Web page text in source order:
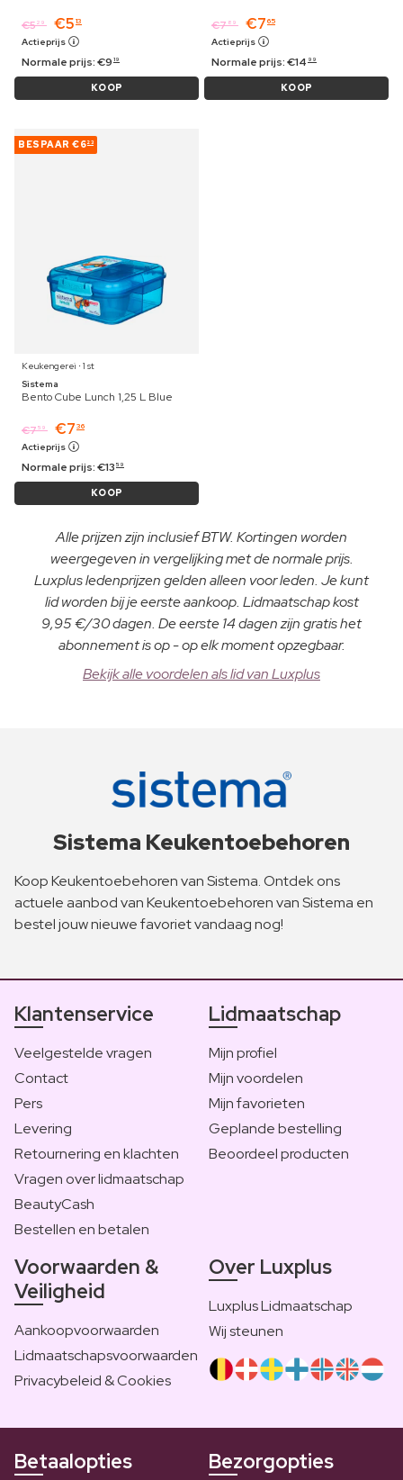
€529 €5 13
Actieprijs
Normale prijs:€9 19
KOOP
€7 89 €7 65
Actieprijs
Normale prijs:€14 99
KOOP
BESPAAR €623
Keukengerei ⋅ 1 st
Sistema
Bento Cube Lunch 1,25 L Blue
€759 €7 36
Actieprijs
Normale prijs:€13 59
KOOP
Alle prijzen zijn inclusief BTW. Kortingen worden
weergegeven in vergelijking met de normale prijs.
Luxplus ledenprijzen gelden alleen voor leden. Je kunt
lid worden bij je eerste aankoop. Lidmaatschap kost
9,95 €/30 dagen. De eerste 14 dagen zijn gratis het
abonnement is op - op elk moment opzegbaar.
Bekijk alle voordelen als lid van Luxplus
Sistema Keukentoebehoren
Koop Keukentoebehoren van Sistema. Ontdek ons
actuele aanbod van Keukentoebehoren van Sistema en
bestel jouw nieuwe favoriet vandaag nog!
Klantenservice
Veelgestelde vragen
Contact
Pers
Levering
Retournering en klachten
Vragen over lidmaatschap
BeautyCash
Bestellen en betalen
Lidmaatschap
Mijn profiel
Mijn voordelen
Mijn favorieten
Geplande bestelling
Beoordeel producten
Voorwaarden &
Veiligheid
Aankoopvoorwaarden
Lidmaatschapsvoorwaarden
Privacybeleid & Cookies
Over Luxplus
Luxplus Lidmaatschap
Wij steunen
Betaalopties Bezorgopties